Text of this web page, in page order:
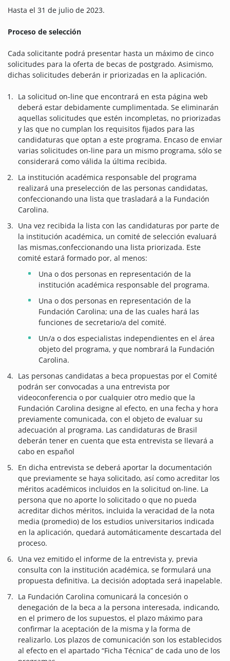
Hasta el 31 de julio de 2023.
Proceso de selección
Cada solicitante podrá presentar hasta un máximo de cinco
solicitudes para la oferta de becas de postgrado. Asimismo,
dichas solicitudes deberán ir priorizadas en la aplicación.
La solicitud on-line que encontrará en esta página web
deberá estar debidamente cumplimentada. Se eliminarán
aquellas solicitudes que estén incompletas, no priorizadas
y las que no cumplan los requisitos fijados para las
candidaturas que optan a este programa. Encaso de enviar
varias solicitudes on-line para un mismo programa, sólo se
considerará como válida la última recibida.
La institución académica responsable del programa
realizará una preselección de las personas candidatas,
confeccionando una lista que trasladará a la Fundación
Carolina.
Una vez recibida la lista con las candidaturas por parte de
la institución académica, un comité de selección evaluará
las mismas,confeccionando una lista priorizada. Este
comité estará formado por, al menos:
Una o dos personas en representación de la
institución académica responsable del programa.
Una o dos personas en representación de la
Fundación Carolina; una de las cuales hará las
funciones de secretario/a del comité.
Un/a o dos especialistas independientes en el área
objeto del programa, y que nombrará la Fundación
Carolina.
Las personas candidatas a beca propuestas por el Comité
podrán ser convocadas a una entrevista por
videoconferencia o por cualquier otro medio que la
Fundación Carolina designe al efecto, en una fecha y hora
previamente comunicada, con el objeto de evaluar su
adecuación al programa. Las candidaturas de Brasil
deberán tener en cuenta que esta entrevista se llevará a
cabo en español
En dicha entrevista se deberá aportar la documentación
que previamente se haya solicitado, así como acreditar los
méritos académicos incluidos en la solicitud on-line. La
persona que no aporte lo solicitado o que no pueda
acreditar dichos méritos, incluida la veracidad de la nota
media (promedio) de los estudios universitarios indicada
en la aplicación, quedará automáticamente descartada del
proceso.
Una vez emitido el informe de la entrevista y, previa
consulta con la institución académica, se formulará una
propuesta definitiva. La decisión adoptada será inapelable.
La Fundación Carolina comunicará la concesión o
denegación de la beca a la persona interesada, indicando,
en el primero de los supuestos, el plazo máximo para
confirmar la aceptación de la misma y la forma de
realizarlo. Los plazos de comunicación son los establecidos
al efecto en el apartado “Ficha Técnica” de cada uno de los